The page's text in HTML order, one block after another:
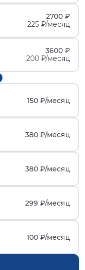
2700 ₽
225 ₽/месяц
3600 ₽
200 ₽/месяц
150 ₽/месяц
380 ₽/месяц
380 ₽/месяц
299 ₽/месяц
100 ₽/месяц